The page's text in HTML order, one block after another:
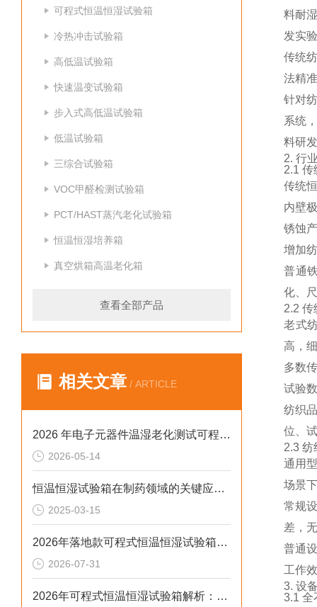
可程式恒温恒湿试验箱
冷热冲击试验箱
高低温试验箱
快速温变试验箱
步入式高低温试验箱
低温试验箱
三综合试验箱
VOC甲醛检测试验箱
PCT/HAST蒸汽老化试验箱
恒温恒湿培养箱
真空烘箱高温老化箱
查看全部产品
相关文章 / ARTICLE
2026 年电子元器件温湿老化测试可程式恒温恒湿试验箱排行榜
2026-05-14
恒温恒湿试验箱在制药领域的关键应用及技术要点解析
2025-03-15
2026年落地款可程式恒温恒湿试验箱：风冷水冷定制选型指南
2026-07-31
2026年可程式恒温恒湿试验箱解析：风冷水冷定制场景选型参考
料耐
发实
传统
法精
针对
系统
料研
2. 行
2.1 传
传统
内壁
锈蚀
增加
普通
化、
2.2 传
老式
高，
多数
试验
纺织
位、
2.3 纺
通用
场景
常规
差，
普通
工作
3. 设
3.1 全